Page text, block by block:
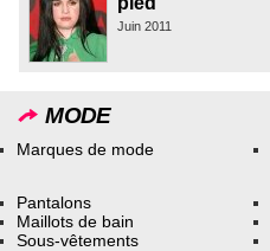
Juin 2011
MODE
Marques de mode
Pantalons
Maillots de bain
Sous-vêtements